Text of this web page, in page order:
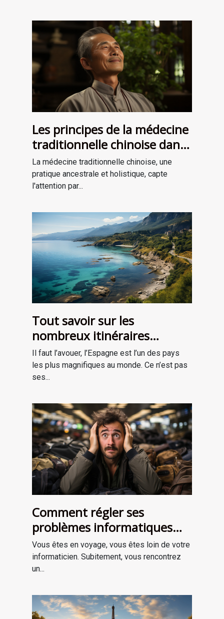
Les principes de la médecine
traditionnelle chinoise dans
la thérapie énergétique
La médecine traditionnelle chinoise, une
pratique ancestrale et holistique, capte
l'attention par...
Tout savoir sur les
nombreux itinéraires
cantabriques de Santoña
Il faut l’avouer, l’Espagne est l’un des pays
les plus magnifiques au monde. Ce n’est pas
ses...
Comment régler ses
problèmes informatiques
quand on est en voyage ?
Vous êtes en voyage, vous êtes loin de votre
informaticien. Subitement, vous rencontrez
un...